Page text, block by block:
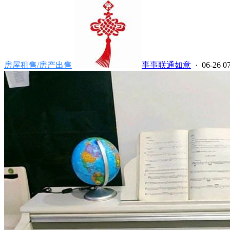
房屋租售/房产出售 事事联通如意 · 06-26